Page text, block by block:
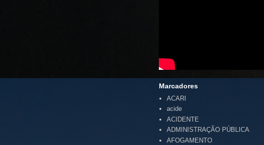
Marcadores
ACARI
acide
ACIDENTE
ADMINISTRAÇÃO PÚBLICA
AFOGAMENTO